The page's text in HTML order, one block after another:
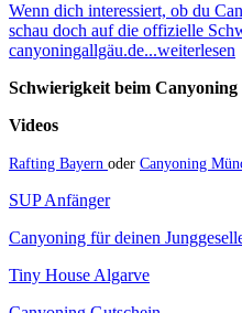
Wenn dich interessiert, ob du
schau doch auf die offizielle
canyoningallgäu.de...weiterlesen
Schwierigkeit beim Canyoning
Videos
Rafting Bayern oder Canyoning
SUP Anfänger
Canyoning für deinen
Tiny House Algarve